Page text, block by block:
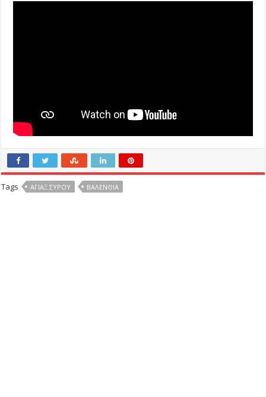
Tags ΑΓΙΑΞ ΣΥΡΟΥ ΒΑΛΈΝΘΙΑ